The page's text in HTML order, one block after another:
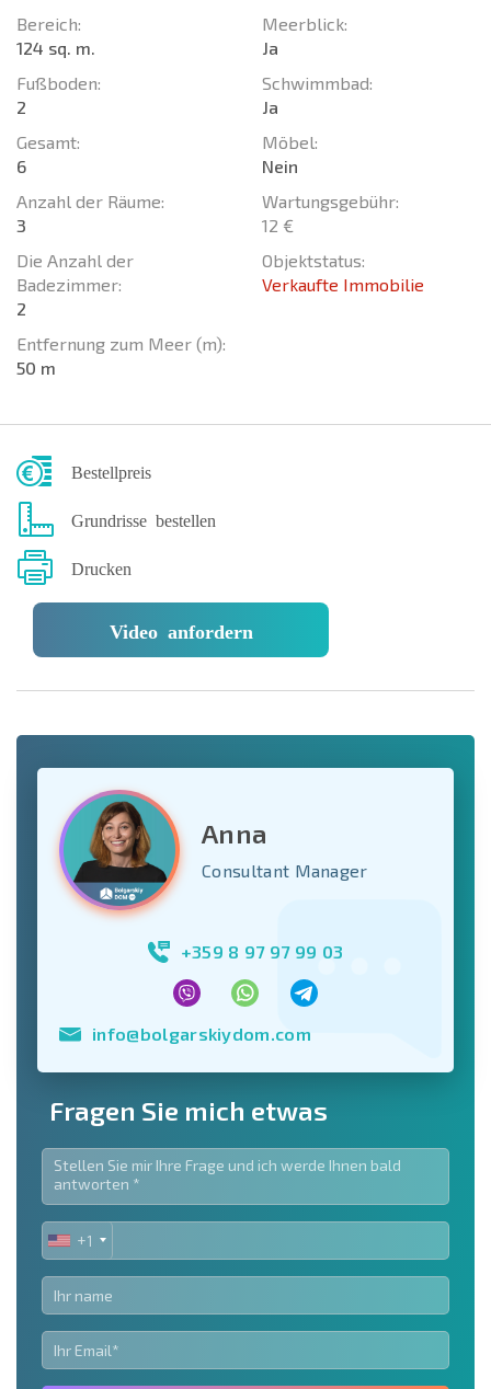
Bereich:
124 sq. m.
Fußboden:
2
Gesamt:
6
Anzahl der Räume:
3
Die Anzahl der
Badezimmer:
2
Entfernung zum Meer (m):
50 m
Meerblick:
Ja
Schwimmbad:
Ja
Möbel:
Nein
Wartungsgebühr:
12 €
Objektstatus:
Verkaufte Immobilie
Bestellpreis
Grundrisse bestellen
Drucken
Video anfordern
Anna
Consultant Manager
+359 8 97 97 99 03
info@bolgarskiydom.com
Fragen Sie mich etwas
UNITED
STATES
+1
+1